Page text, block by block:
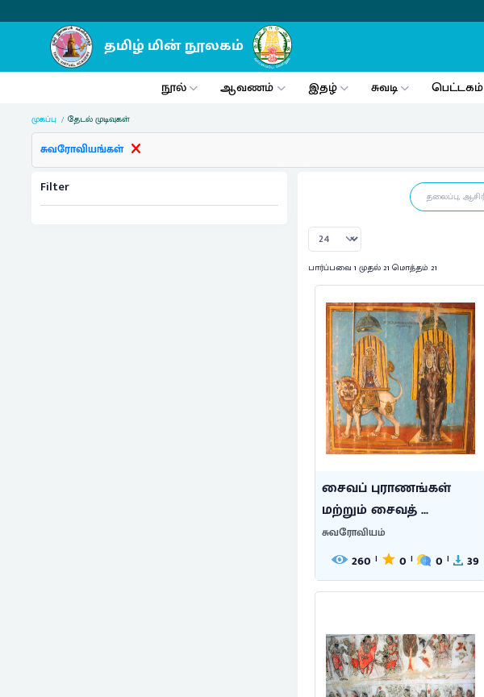
நூல் ஆவணம் இதழ் சுவடி பெட்டகம்
முகப்பு தேடல் முடிவுகள்
சுவரோவியங்கள்
Filter
பார்ப்பவை 1 முதல் 21 மொத்தம் 21
சைவப் புராணங்கள்
மற்றும் சைவத் ...
சுவரோவியம்
260 | 0 | 0 | 39